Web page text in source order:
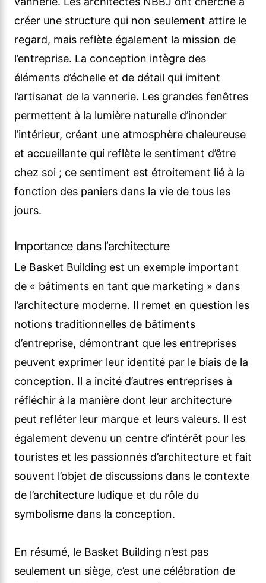
créer une structure qui non seulement attire le
regard, mais reflète également la mission de
l’entreprise. La conception intègre des
éléments d’échelle et de détail qui imitent
l’artisanat de la vannerie. Les grandes fenêtres
permettent à la lumière naturelle d’inonder
l’intérieur, créant une atmosphère chaleureuse
et accueillante qui reflète le sentiment d’être
chez soi ; ce sentiment est étroitement lié à la
fonction des paniers dans la vie de tous les
jours.
Importance dans l’architecture
Le Basket Building est un exemple important
de « bâtiments en tant que marketing » dans
l’architecture moderne. Il remet en question les
notions traditionnelles de bâtiments
d’entreprise, démontrant que les entreprises
peuvent exprimer leur identité par le biais de la
conception. Il a incité d’autres entreprises à
réfléchir à la manière dont leur architecture
peut refléter leur marque et leurs valeurs. Il est
également devenu un centre d’intérêt pour les
touristes et les passionnés d’architecture et fait
souvent l’objet de discussions dans le contexte
de l’architecture ludique et du rôle du
symbolisme dans la conception.
En résumé, le Basket Building n’est pas
seulement un siège, c’est une célébration de